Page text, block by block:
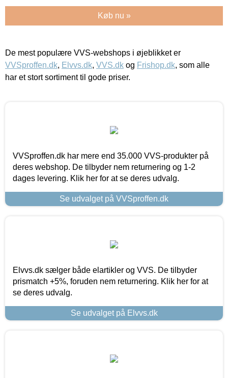
Køb nu »
De mest populære VVS-webshops i øjeblikket er
VVSproffen.dk, Elvvs.dk, VVS.dk og Frishop.dk, som alle
har et stort sortiment til gode priser.
VVSproffen.dk har mere end 35.000 VVS-produkter på
deres webshop. De tilbyder nem returnering og 1-2
dages levering. Klik her for at se deres udvalg.
Se udvalget på VVSproffen.dk
Elvvs.dk sælger både elartikler og VVS. De tilbyder
prismatch +5%, foruden nem returnering. Klik her for at
se deres udvalg.
Se udvalget på Elvvs.dk